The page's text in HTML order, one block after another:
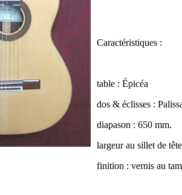
Caractéristiques :
table : Épicéa
dos & éclisses :
diapason : 650 mm.
largeur au sillet de
finition : vernis au